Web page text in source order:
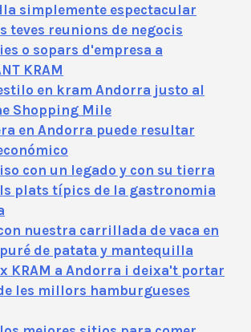
simplemente espectacular
teves reunions de negocis
o sopars d'empresa a
KRAM
en kram Andorra justo al
Shopping Mile
en Andorra puede resultar
con un legado y con su tierra
plats típics de la gastronomia
nuestra carrillada de vaca en
de patata y mantequilla
KRAM a Andorra i deixa't portar
les millors hamburgueses